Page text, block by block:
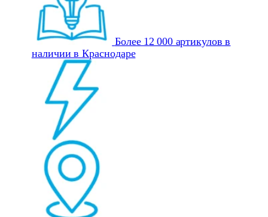
Более 12 000 артикулов в
наличии в Краснодаре